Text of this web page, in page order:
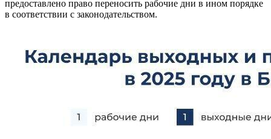
предоставлено право переносить рабочие дни в ином порядке
в соответствии с законодательством.